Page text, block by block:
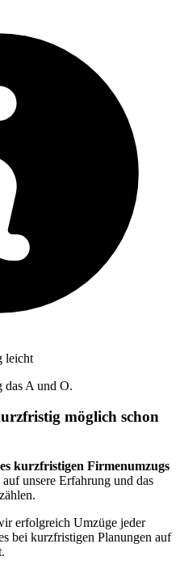
leicht
das A und O.
möglich schon
kurzfristigen Firmenumzugs
unsere Erfahrung und das
erfolgreich Umzüge jeder
bei kurzfristigen Planungen auf